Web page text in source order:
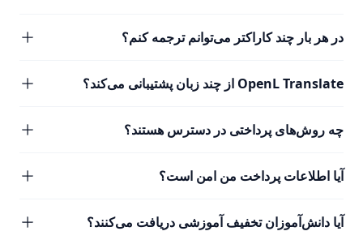
در هر بار چند کاراکتر می‌توانم ترجمه کنم؟
OpenL Translate از چند زبان پشتیبانی می‌کند؟
چه روش‌های پرداختی در دسترس هستند؟
آیا اطلاعات پرداخت من امن است؟
آیا دانش‌آموزان تخفیف آموزشی دریافت می‌کنند؟